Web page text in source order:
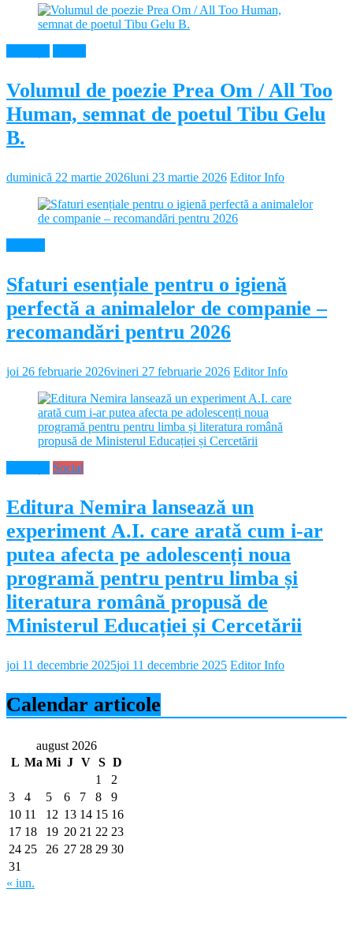
Volumul de poezie Prea Om / All Too
Human, semnat de poetul Tibu Gelu
B.
duminică 22 martie 2026luni 23 martie 2026 Editor Info
Sfaturi esențiale pentru o igienă
perfectă a animalelor de companie –
recomandări pentru 2026
joi 26 februarie 2026vineri 27 februarie 2026 Editor Info
Social
Editura Nemira lansează un
experiment A.I. care arată cum i-ar
putea afecta pe adolescenți noua
programă pentru pentru limba și
literatura română propusă de
Ministerul Educației și Cercetării
joi 11 decembrie 2025joi 11 decembrie 2025 Editor Info
Calendar articole
august 2026
L Ma Mi J V S D
1
2
3
4 5 6 7 8
9
10 11 12 13 14 15 16
17 18 19 20 21 22 23
24 25 26 27 28 29 30
31
« iun.